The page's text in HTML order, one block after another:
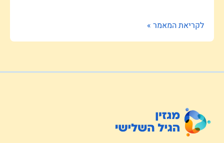
לקריאת המאמר »